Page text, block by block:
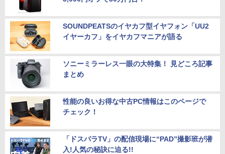
SOUNDPEATSのイヤカフ型イヤフォン「UU2
イヤーカフ」をイヤカフマニアが語る
ソニーミラーレス一眼の大特集！ 見どころ記事
まとめ
性能の良いお得な中古PC情報はこのページで
チェック！
「ドスパラTV」の配信現場に“PAD”撮影班が潜
入!人気の秘訣に迫る!!